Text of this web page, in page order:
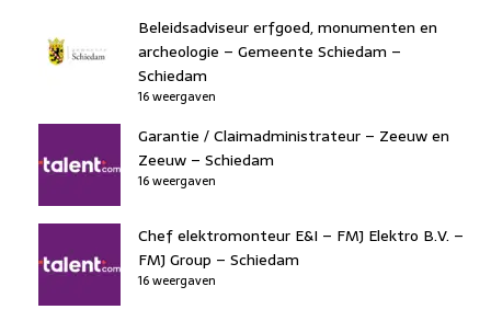
Beleidsadviseur erfgoed, monumenten en
archeologie – Gemeente Schiedam –
Schiedam
16 weergaven
Garantie / Claimadministrateur – Zeeuw en
Zeeuw – Schiedam
16 weergaven
Chef elektromonteur E&I – FMJ Elektro B.V. –
FMJ Group – Schiedam
16 weergaven